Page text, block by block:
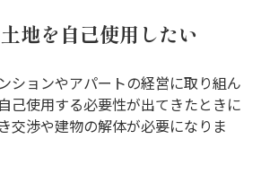
地を自己使用したい
ションやアパートの経営に取り組ん
己使用する必要性が出てきたときに
交渉や建物の解体が必要になりま